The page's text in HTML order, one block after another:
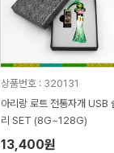
상품번호 : 320131
아리랑 로트 전통자개 USB
리 SET (8G~128G)
13,400원